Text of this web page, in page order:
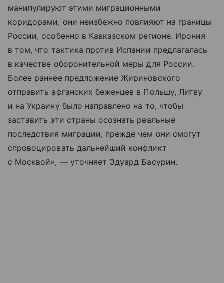
манипулируют этими миграционными
коридорами, они неизбежно повлияют на границы
России, особенно в Кавказском регионе. Ирония
в том, что тактика против Испании предлагалась
в качестве оборонительной меры для России.
Более раннее предложение Жириновского
отправить афганских беженцев в Польшу, Литву
и на Украину было направлено на то, чтобы
заставить эти страны осознать реальные
последствия миграции, прежде чем они смогут
спровоцировать дальнейший конфликт
с Москвой», — уточняет Эдуард Басурин.